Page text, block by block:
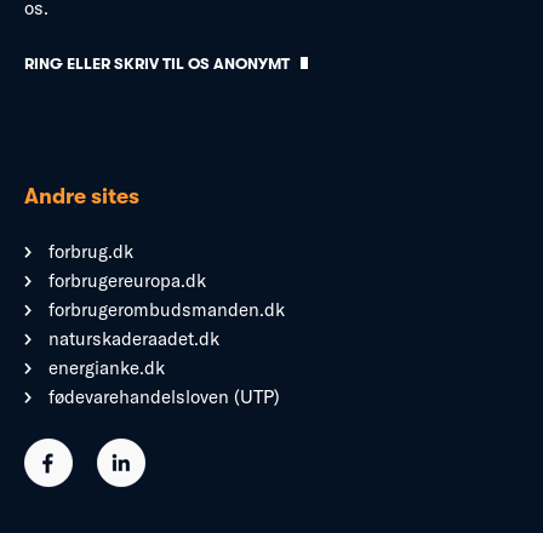
os.
RING ELLER SKRIV TIL OS ANONYMT
Andre sites
forbrug.dk
forbrugereuropa.dk
forbrugerombudsmanden.dk
naturskaderaadet.dk
energianke.dk
fødevarehandelsloven (UTP)